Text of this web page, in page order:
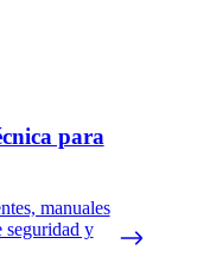
para
manuales
seguridad y